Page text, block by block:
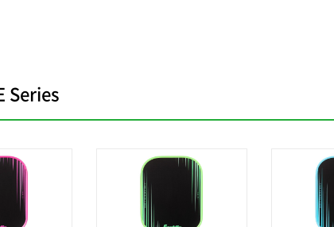
Series